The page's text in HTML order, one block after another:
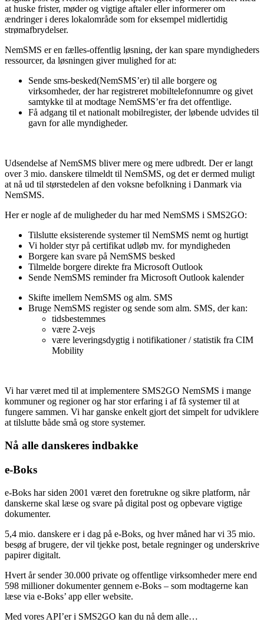
at huske frister, møder og vigtige aftaler eller informerer om
ændringer i deres lokalområde som for eksempel midlertidig
strømafbrydelser.
NemSMS er en fælles-offentlig løsning, der kan spare myndigheders
ressourcer, da løsningen giver mulighed for at:
Sende sms-besked(NemSMS’er) til alle borgere og
virksomheder, der har registreret mobiltelefonnumre og givet
samtykke til at modtage NemSMS’er fra det offentlige.
Få adgang til et nationalt mobilregister, der løbende udvides til
gavn for alle myndigheder.
Udsendelse af NemSMS bliver mere og mere udbredt. Der er langt
over 3 mio. danskere tilmeldt til NemSMS, og det er dermed muligt
at nå ud til størstedelen af den voksne befolkning i Danmark via
NemSMS.
Her er nogle af de muligheder du har med NemSMS i SMS2GO:
Tilslutte eksisterende systemer til NemSMS nemt og hurtigt
Vi holder styr på certifikat udløb mv. for myndigheden
Borgere kan svare på NemSMS besked
Tilmelde borgere direkte fra Microsoft Outlook
Sende NemSMS reminder fra Microsoft Outlook kalender
Skifte imellem NemSMS og alm. SMS
Bruge NemSMS register og sende som alm. SMS, der kan:
tidsbestemmes
være 2-vejs
være leveringsdygtig i notifikationer / statistik fra CIM
Mobility
Vi har været med til at implementere SMS2GO NemSMS i mange
kommuner og regioner og har stor erfaring i af få systemer til at
fungere sammen. Vi har ganske enkelt gjort det simpelt for udviklere
at tilslutte både små og store systemer.
Nå alle danskeres indbakke
e-Boks
e-Boks har siden 2001 været den foretrukne og sikre platform, når
danskerne skal læse og svare på digital post og opbevare vigtige
dokumenter.
5,4 mio. danskere er i dag på e-Boks, og hver måned har vi 35 mio.
besøg af brugere, der vil tjekke post, betale regninger og underskrive
papirer digitalt.
Hvert år sender 30.000 private og offentlige virksomheder mere end
598 millioner dokumenter gennem e-Boks – som modtagerne kan
læse via e-Boks’ app eller website.
Med vores API’er i SMS2GO kan du nå dem alle…